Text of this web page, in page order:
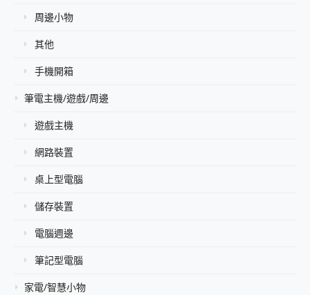
周邊小物
其他
手機開箱
筆電主機/遊戲/周邊
遊戲主機
網路裝置
桌上型電腦
儲存裝置
電腦週邊
筆記型電腦
家電/智慧小物